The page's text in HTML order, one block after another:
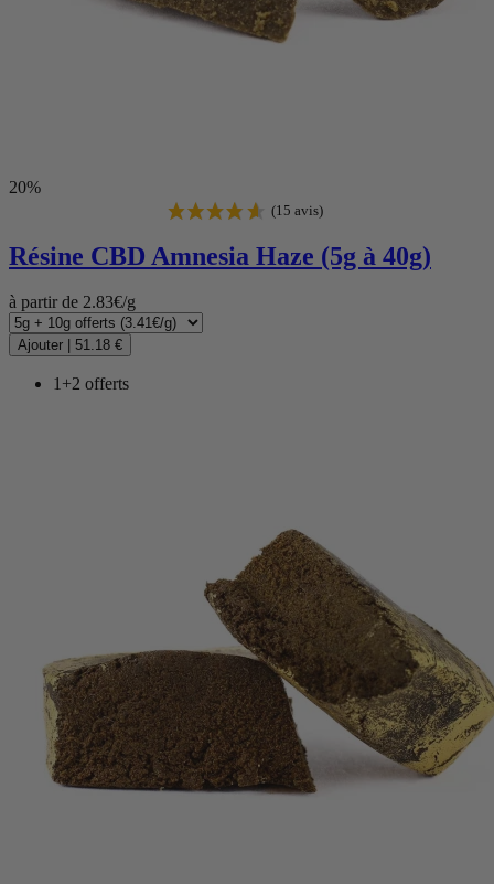
20%
Résine CBD Amnesia Haze (5g à 40g)
à partir de 2.83€/g
Ajouter 51.18 €
1+2 offerts